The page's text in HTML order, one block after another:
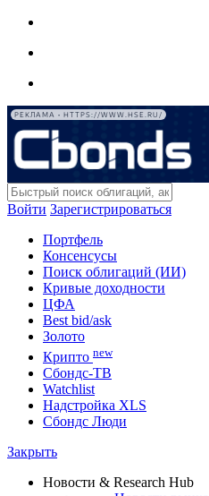
РЕКЛАМА • HTTPS://WWW.HSE.RU/
Войти Зарегистрироваться
Портфель
Консенсусы
Поиск облигаций (ИИ)
Кривые доходности
ЦФА
Best bid/ask
Золото
Крипто new
Сбондс-ТВ
Watchlist
Надстройка XLS
Сбондс Люди
Закрыть
Новости & Research Hub